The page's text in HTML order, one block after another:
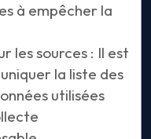
à empêcher la
les sources : Il est
la liste des
utilisées